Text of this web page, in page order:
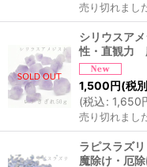
売り切れまし
シリウスア
性・直観力
1,500円(税
(税込: 1,650
売り切れまし
ラピスラズ
魔除け・厄